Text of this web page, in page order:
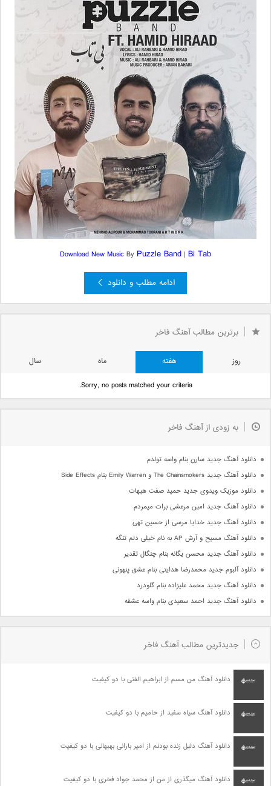
Download New MusicBy Puzzle Band | Bi Tab
ادامه مطلب و دانلود
برترین مطالب آهنگ فاخر
روز هفته ماه
سال
Sorry, no posts matched your criteria.
به زودی از آهنگ فاخر
دانلود آهنگ جدید سارن بنام واسه تولدم
دانلود آهنگ جدید The Chainsmokers و Emily Warren بنام Side Effects
دانلود موزیک ویدوی جدید حمید صفت هیهات
دانلود آهنگ جدید امین مرعشی برات میمردم
دانلود آهنگ جدید خدایا مرسی از حسین تهی
دانلود آهنگ مسیح و آرش AP به نام خیلی دلم تنگه
دانلود آهنگ جدید محسن یگانه بنام چنگال تقدیر
دانلود آلبوم جدید محمدرضا هدایتی بنام عشق پنهونی
دانلود آهنگ جدید محمد علیزاده بنام گلودرد
دانلود آهنگ جدید احمد سعیدی بنام واسه عشقه
جدیدترین مطالب آهنگ فاخر
دانلود آهنگ من مسم از ابراهیم الفتی با دو کیفیت
دانلود آهنگ سیاه سفید از حامیم با دو کیفیت
دانلود آهنگ دلیل زنده بودنم از امیر بارانی بهبهانی با دو کیفیت
دانلود آهنگ میگذری از من از محمد جواد فخری با دو کیفیت